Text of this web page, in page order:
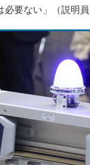
要ない」（説明員